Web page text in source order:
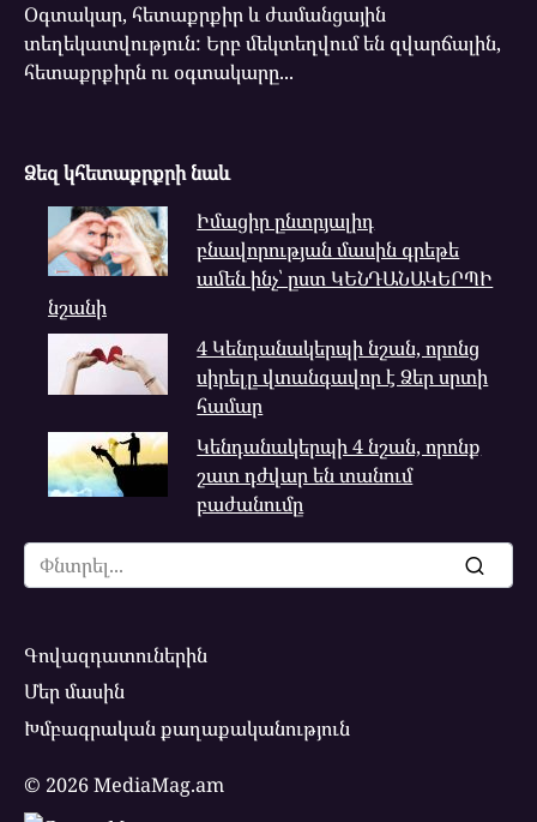
Օգտակար, հետաքրքիր և ժամանցային
տեղեկատվություն: Երբ մեկտեղվում են զվարճալին,
հետաքրքիրն ու օգտակարը...
Ձեզ կհետաքրքրի նաև
Իմացիր ընտրյալիդ
բնավորության մասին գրեթե
ամեն ինչ՝ ըստ ԿԵՆԴԱՆԱԿԵՐՊԻ
նշանի
4 Կենդանակերպի նշան, որոնց
սիրելը վտանգավոր է Ձեր սրտի
համար
Կենդանակերպի 4 նշան, որոնք
շատ դժվար են տանում
բաժանումը
Search
for:
Գովազդատուներին
Մեր մասին
Խմբագրական քաղաքականություն
© 2026 MediaMag.am